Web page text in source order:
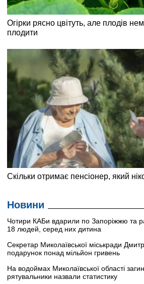
Новини
Чотири КАБи вдарили по Запоріжжю та
18 людей, серед них дитина
Секретар Миколаївської міськради
подарунок понад мільйон гривень
На водоймах Миколаївської області
рятувальники назвали статистику